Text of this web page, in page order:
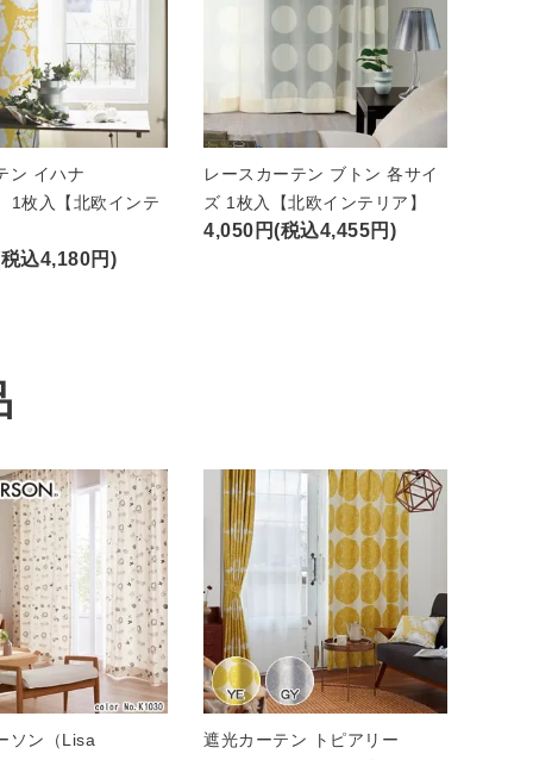
ン イハナ
1枚入【北欧インテ
込4,180円)
レースカーテン ブトン 各サイ
ズ 1枚入【北欧インテリア】
4,050円(税込4,455円)
ソン（Lisa
遮光カーテン トピアリー